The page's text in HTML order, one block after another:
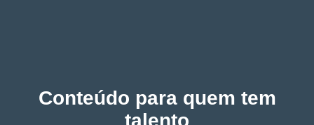
Conteúdo para quem tem
talento